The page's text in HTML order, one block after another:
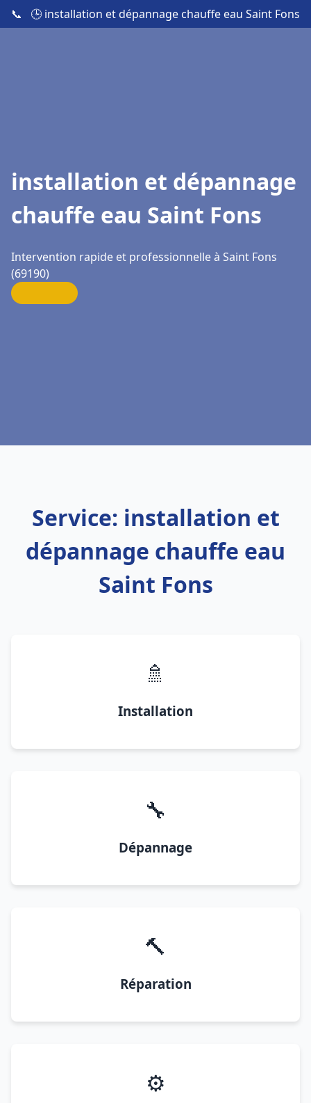
📞 🕒 installation et dépannage chauffe eau Saint Fons
installation et dépannage
chauffe eau Saint Fons
Intervention rapide et professionnelle à Saint Fons
(69190)
Service: installation et
dépannage chauffe eau
Saint Fons
🚿
Installation
🔧
Dépannage
🔨
Réparation
⚙️